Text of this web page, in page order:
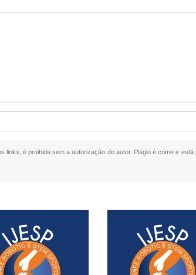
é proibida sem a autorização do autor. Plágio é crime e está